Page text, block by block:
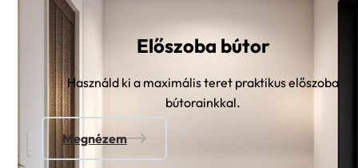
Előszoba bútor
Használd ki a maximális teret praktikus előszoba
bútorainkkal.
Megnézem